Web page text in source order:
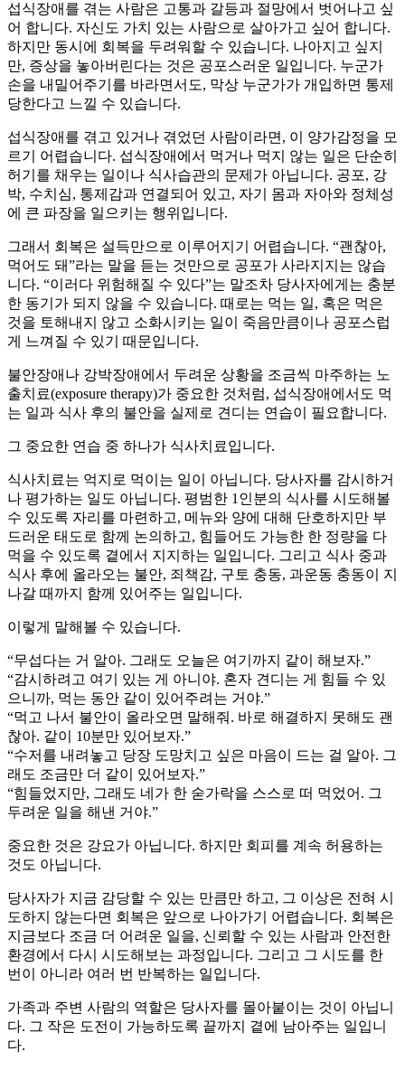
섭식장애를 겪는 사람은 고통과 갈등과 절망에서 벗어나고 싶
어 합니다. 자신도 가치 있는 사람으로 살아가고 싶어 합니다.
하지만 동시에 회복을 두려워할 수 있습니다. 나아지고 싶지
만, 증상을 놓아버린다는 것은 공포스러운 일입니다. 누군가
손을 내밀어주기를 바라면서도, 막상 누군가가 개입하면 통제
당한다고 느낄 수 있습니다.
섭식장애를 겪고 있거나 겪었던 사람이라면, 이 양가감정을 모
르기 어렵습니다. 섭식장애에서 먹거나 먹지 않는 일은 단순히
허기를 채우는 일이나 식사습관의 문제가 아닙니다. 공포, 강
박, 수치심, 통제감과 연결되어 있고, 자기 몸과 자아와 정체성
에 큰 파장을 일으키는 행위입니다.
그래서 회복은 설득만으로 이루어지기 어렵습니다. “괜찮아,
먹어도 돼”라는 말을 듣는 것만으로 공포가 사라지지는 않습
니다. “이러다 위험해질 수 있다”는 말조차 당사자에게는 충분
한 동기가 되지 않을 수 있습니다. 때로는 먹는 일, 혹은 먹은
것을 토해내지 않고 소화시키는 일이 죽음만큼이나 공포스럽
게 느껴질 수 있기 때문입니다.
불안장애나 강박장애에서 두려운 상황을 조금씩 마주하는 노
출치료(exposure therapy)가 중요한 것처럼, 섭식장애에서도 먹
는 일과 식사 후의 불안을 실제로 견디는 연습이 필요합니다.
그 중요한 연습 중 하나가 식사치료입니다.
식사치료는 억지로 먹이는 일이 아닙니다. 당사자를 감시하거
나 평가하는 일도 아닙니다. 평범한 1인분의 식사를 시도해볼
수 있도록 자리를 마련하고, 메뉴와 양에 대해 단호하지만 부
드러운 태도로 함께 논의하고, 힘들어도 가능한 한 정량을 다
먹을 수 있도록 곁에서 지지하는 일입니다. 그리고 식사 중과
식사 후에 올라오는 불안, 죄책감, 구토 충동, 과운동 충동이 지
나갈 때까지 함께 있어주는 일입니다.
이렇게 말해볼 수 있습니다.
“무섭다는 거 알아. 그래도 오늘은 여기까지 같이 해보자.”
“감시하려고 여기 있는 게 아니야. 혼자 견디는 게 힘들 수 있
으니까, 먹는 동안 같이 있어주려는 거야.”
“먹고 나서 불안이 올라오면 말해줘. 바로 해결하지 못해도 괜
찮아. 같이 10분만 있어보자.”
“수저를 내려놓고 당장 도망치고 싶은 마음이 드는 걸 알아. 그
래도 조금만 더 같이 있어보자.”
“힘들었지만, 그래도 네가 한 숟가락을 스스로 떠 먹었어. 그
두려운 일을 해낸 거야.”
중요한 것은 강요가 아닙니다. 하지만 회피를 계속 허용하는
것도 아닙니다.
당사자가 지금 감당할 수 있는 만큼만 하고, 그 이상은 전혀 시
도하지 않는다면 회복은 앞으로 나아가기 어렵습니다. 회복은
지금보다 조금 더 어려운 일을, 신뢰할 수 있는 사람과 안전한
환경에서 다시 시도해보는 과정입니다. 그리고 그 시도를 한
번이 아니라 여러 번 반복하는 일입니다.
가족과 주변 사람의 역할은 당사자를 몰아붙이는 것이 아닙니
다. 그 작은 도전이 가능하도록 끝까지 곁에 남아주는 일입니
다.